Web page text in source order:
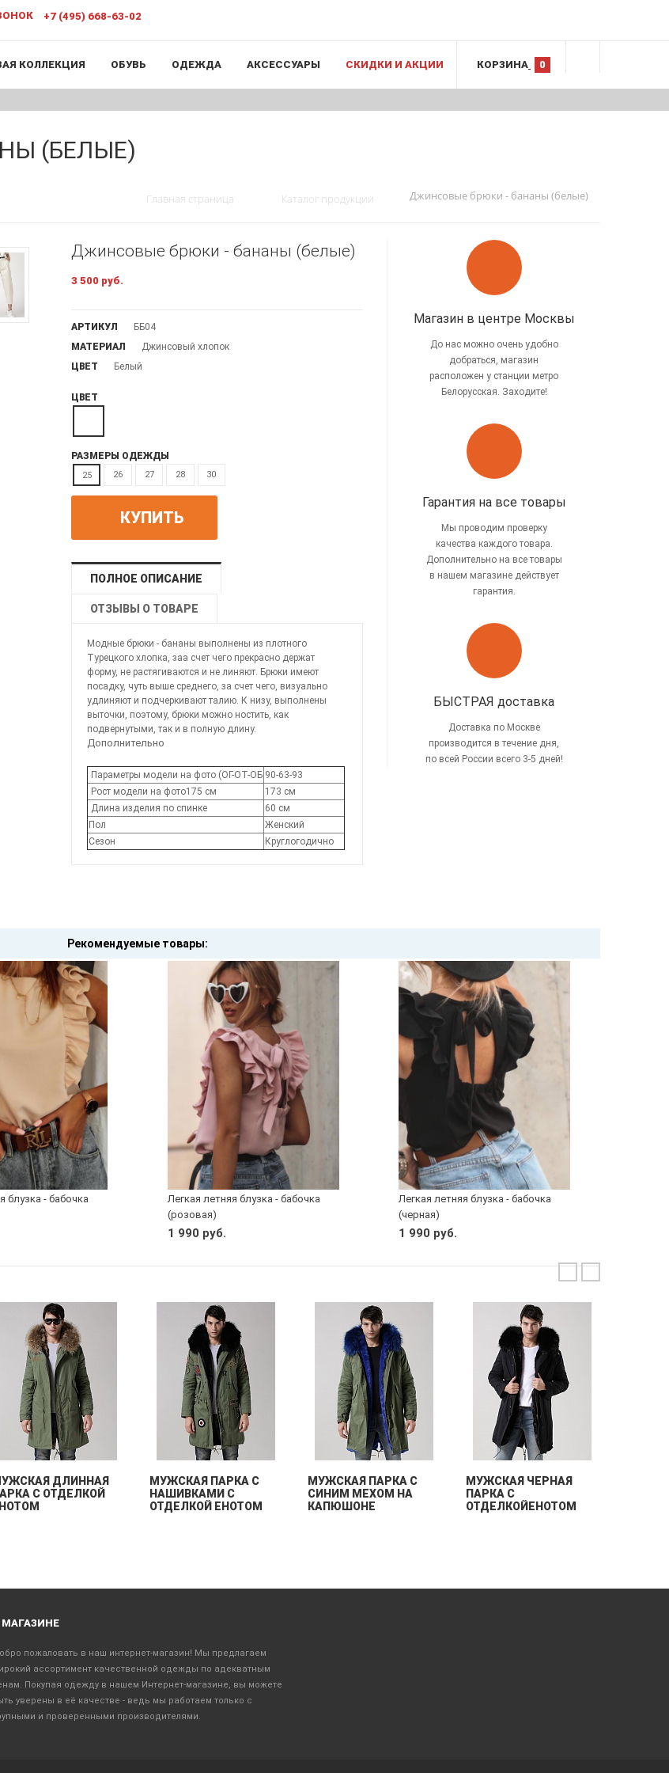
+7 (495) 668-63-02
КОРЗИНА 0
КОЛЛЕКЦИЯ ОБУВЬ ОДЕЖДА АКСЕССУАРЫ СКИДКИ И АКЦИИ
(БЕЛЫЕ)
Главная страница Каталог продукции Джинсовые брюки - бананы (белые)
Джинсовые брюки - бананы (белые)
3 500 руб.
АРТИКУЛ
ББ04
МАТЕРИАЛ
Джинсовый хлопок
ЦВЕТ
Белый
ЦВЕТ
РАЗМЕРЫ ОДЕЖДЫ
25 26 27 28 30
КУПИТЬ
ПОЛНОЕ ОПИСАНИЕ
ОТЗЫВЫ О ТОВАРЕ
Модные брюки - бананы выполнены из плотного
Турецкого хлопка, заа счет чего прекрасно держат
форму, не растягиваются и не линяют. Брюки имеют
посадку, чуть выше среднего, за счет чего, визуально
удлиняют и подчеркивают талию. К низу, выполнены
выточки, поэтому, брюки можно ностить, как
подвернутыми, так и в полную длину.
Дополнительно
Параметры модели на фото (ОГ-ОТ-ОБ 90-63-93
Рост модели на фото175 см
173 см
Длина изделия по спинке
60 см
Пол
Женский
Сезон
Круглогодично
Магазин в центре Москвы
До нас можно очень удобно
добраться, магазин
расположен у станции метро
Белорусская. Заходите!
Гарантия на все товары
Мы проводим проверку
качества каждого товара.
Дополнительно на все товары
в нашем магазине действует
гарантия.
БЫСТРАЯ доставка
Доставка по Москве
производится в течение дня,
по всей России всего 3-5 дней!
Рекомендуемые товары:
блузка - бабочка
Легкая летняя блузка - бабочка
(розовая)
1 990 руб.
Легкая летняя блузка - бабочка
(черная)
1 990 руб.
ДЛИННАЯ
С ОТДЕЛКОЙ
МУЖСКАЯ ПАРКА С
НАШИВКАМИ С
ОТДЕЛКОЙ ЕНОТОМ
МУЖСКАЯ ПАРКА С
СИНИМ МЕХОМ НА
КАПЮШОНЕ
МУЖСКАЯ ЧЕРНАЯ
ПАРКА С
ОТДЕЛКОЙЕНОТОМ
МАГАЗИНЕ
пожаловать в наш интернет-магазин! Мы предлагаем
ассортимент качественной одежды по адекватным
Покупая одежду в нашем Интернет-магазине, вы можете
уверены в её качестве - ведь мы работаем только с
и проверенными производителями.